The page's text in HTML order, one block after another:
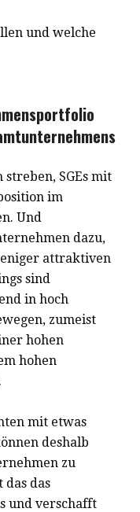
und welche
SGEs mit
im
Und
dazu,
attraktiven
sind
in hoch
zumeist
hohen
hohen
mit etwas
deshalb
zu
das
und verschafft